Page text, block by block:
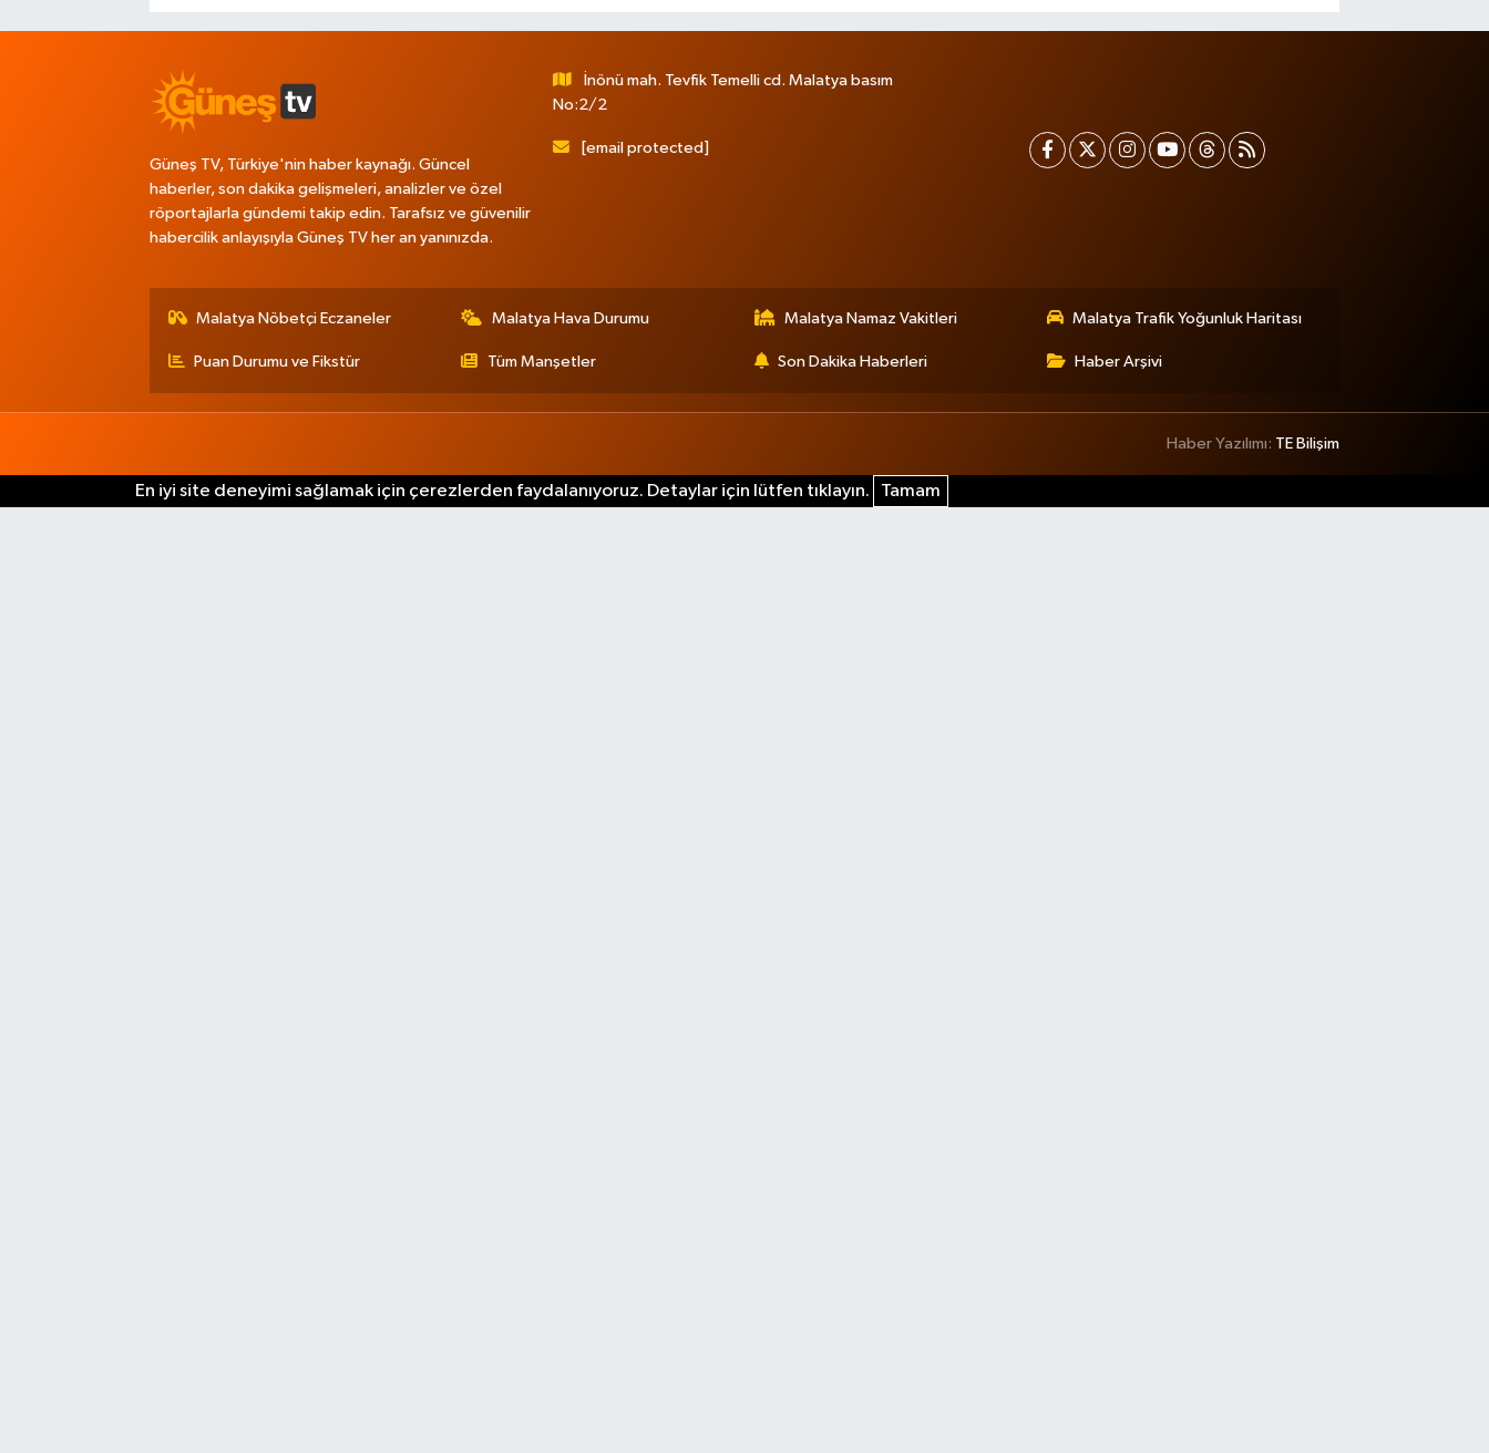
Güneş TV, Türkiye'nin haber kaynağı. Güncel
haberler, son dakika gelişmeleri, analizler ve özel
röportajlarla gündemi takip edin. Tarafsız ve güvenilir
habercilik anlayışıyla Güneş TV her an yanınızda.
İnönü mah. Tevfik Temelli cd. Malatya basım
No:2/2
[email protected]
Malatya Nöbetçi Eczaneler Malatya Hava Durumu Malatya Namaz Vakitleri Malatya Trafik Yoğunluk Haritası
Puan Durumu ve Fikstür Tüm Manşetler Son Dakika Haberleri Haber Arşivi
Haber Yazılımı: TE Bilişim
En iyi site deneyimi sağlamak için çerezlerden faydalanıyoruz. Detaylar için lütfen tıklayın. Tamam